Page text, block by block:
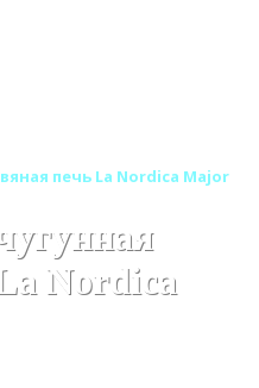
печь La Nordica Major
Nordica